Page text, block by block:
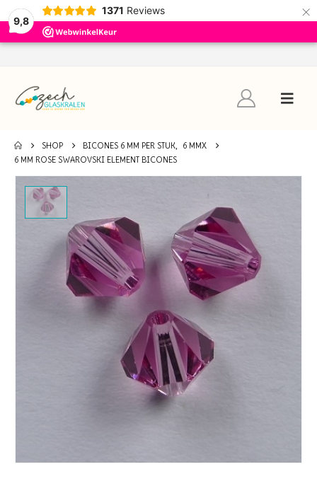
9,8
1371 Reviews ×
SHOP BICONES 6 MM PER STUK,
6 MMX
6 MM ROSE SWAROVSKI ELEMENT BICONES